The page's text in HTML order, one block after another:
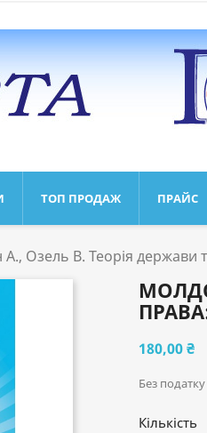
ТОП ПРОДАЖ ПРАЙС
Озель В. Теорія держави
180,00 ₴
Без податку
Кількість